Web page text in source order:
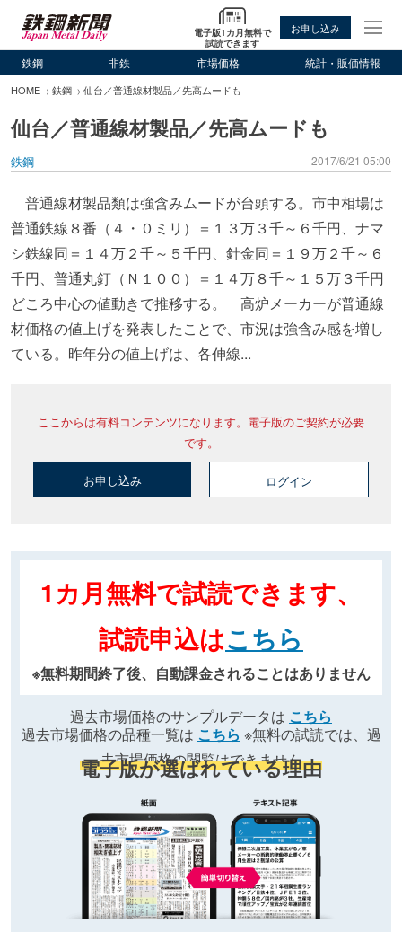
電子版1カ月無料で
試読できます
お申し込み
鉄鋼 非鉄 市場価格 統計・販価情報
HOME 鉄鋼 仙台／普通線材製品／先高ムードも
仙台／普通線材製品／先高ムードも
鉄鋼 2017/6/21 05:00
普通線材製品類は強含みムードが台頭する。市中相場は
普通鉄線８番（４・０ミリ）＝１３万３千～６千円、ナマ
シ鉄線同＝１４万２千～５千円、針金同＝１９万２千～６
千円、普通丸釘（Ｎ１００）＝１４万８千～１５万３千円
どころ中心の値動きで推移する。 高炉メーカーが普通線
材価格の値上げを発表したことで、市況は強含み感を増し
ている。昨年分の値上げは、各伸線...
ここからは有料コンテンツになります。電子版のご契約が必要
です。
お申し込み ログイン
1カ月無料で試読できます、
試読申込はこちら
※無料期間終了後、自動課金されることはありません
過去市場価格のサンプルデータは こちら
過去市場価格の品種一覧は こちら ※無料の試読では、過
去市場価格の閲覧はできません
電子版が選ばれている理由